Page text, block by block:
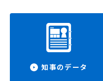
知事のデータ